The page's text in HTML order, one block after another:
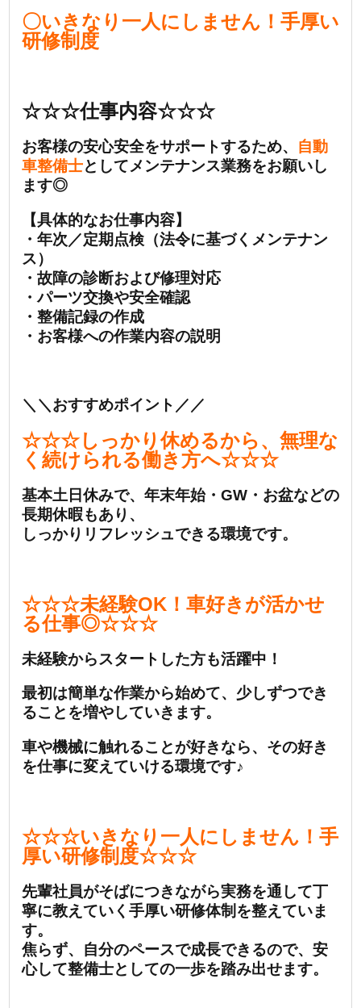
〇いきなり一人にしません！手厚い
研修制度
☆☆☆仕事内容☆☆☆
お客様の安心安全をサポートするため、 自動
車整備士としてメンテナンス業務をお願いし
ます◎
【具体的なお仕事内容】
・年次／定期点検（法令に基づくメンテナン
ス）
・故障の診断および修理対応
・パーツ交換や安全確認
・整備記録の作成
・お客様への作業内容の説明
＼＼おすすめポイント／／
☆☆☆しっかり休めるから、無理な
く続けられる働き方へ☆☆☆
基本土日休みで、年末年始・GW・お盆などの
長期休暇もあり、
しっかりリフレッシュできる環境です。
☆☆☆未経験OK！車好きが活かせ
る仕事◎☆☆☆
未経験からスタートした方も活躍中！
最初は簡単な作業から始めて、少しずつでき
ることを増やしていきます。
車や機械に触れることが好きなら、その好き
を仕事に変えていける環境です♪
☆☆☆いきなり一人にしません！手
厚い研修制度☆☆☆
先輩社員がそばにつきながら実務を通して丁
寧に教えていく手厚い研修体制を整えていま
す。
焦らず、自分のペースで成長できるので、安
心して整備士としての一歩を踏み出せます。